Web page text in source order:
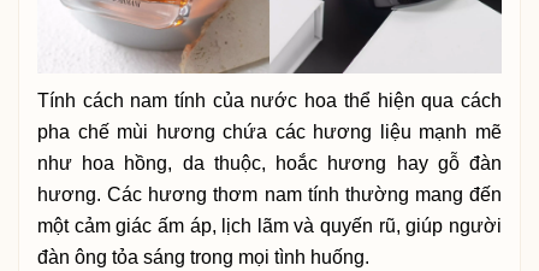
Tính cách nam tính của nước hoa thể hiện qua cách
pha chế mùi hương chứa các hương liệu mạnh mẽ
như hoa hồng, da thuộc, hoắc hương hay gỗ đàn
hương. Các hương thơm nam tính thường mang đến
một cảm giác ấm áp, lịch lãm và quyến rũ, giúp người
đàn ông tỏa sáng trong mọi tình huống.